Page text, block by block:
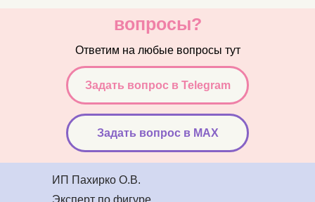
вопросы?
Ответим на любые вопросы тут
Задать вопрос в Telegram
Задать вопрос в MAX
ИП Пахирко О.В.
Эксперт по фигуре